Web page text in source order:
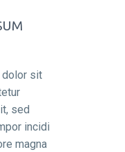
dolor sit
sed
incidi
magna